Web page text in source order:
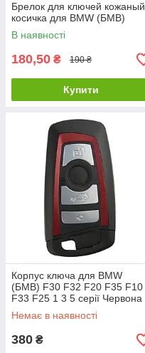
Брелок для ключей кожаный
косичка для BMW (БМВ)
В наявності
180,50 ₴ 190 ₴
Купити
Корпус ключа для BMW
(БМВ) F30 F32 F20 F35 F10
F33 F25 1 3 5 серії Червона
вставка (+ Емблема)
Немає в наявності
380 ₴